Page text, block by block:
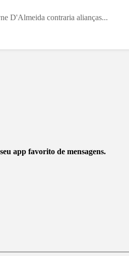
D'Almeida contraria alianças...
app favorito de mensagens.